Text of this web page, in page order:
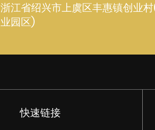
浙江省绍兴市上虞区丰惠镇创业
业园区)
快速链接